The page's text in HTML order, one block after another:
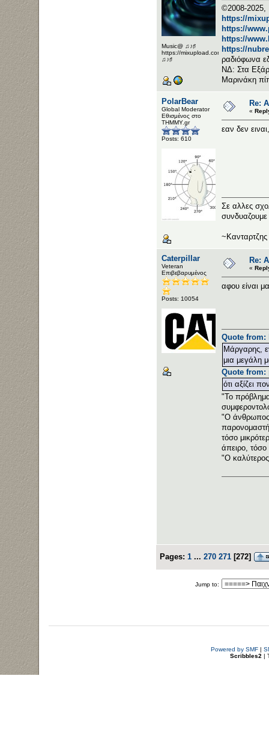
Music@ ♫♪♯
https://mixupload.com/u/Katarameno/
♫♪♯
©2008-2025,
https://
https://
https://
https://
ραδιόφωνα
ΝΔ: Στα
Μαρινάκη
PolarBear
Global Moderator
Εθισμένος στο
ΤΗΜΜΥ.gr
Posts: 610
Re:
«
εαν δεν
Σε αλλες
~Κανταρτζης
Caterpillar
Veteran
Επιβεβαρυμένος
Posts: 10054
Re:
«
αφου είναι
Quote from:
Μάργαρης,
μια μεγάλη
Quote from:
ότι αξίζει
"Το πρόβλημα
"Ο άνθρωπος
τόσο
άπειρο, τόσο
"Ο καλύτερος
Pages: 1 ... 270 271 [272]
Jump to:
Powered by SMF|
Scribbles2 |